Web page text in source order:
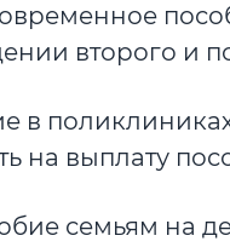
второго и
поликлиниках
на выплату
семьям на